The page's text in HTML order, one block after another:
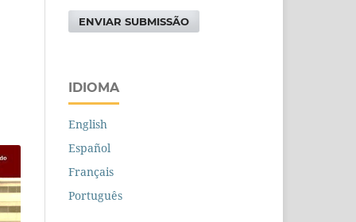
ENVIAR SUBMISSÃO
IDIOMA
English
Español
Français
Português